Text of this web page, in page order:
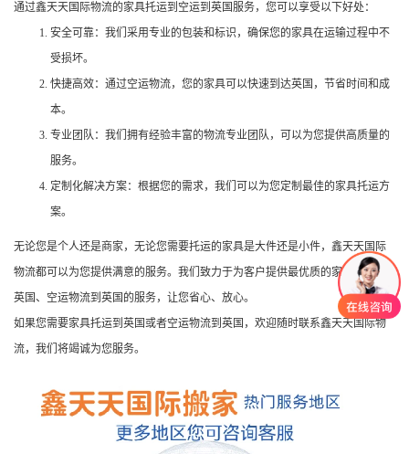
通过鑫天天国际物流的家具托运到空运到英国服务，您可以享受以下好处：
安全可靠：我们采用专业的包装和标识，确保您的家具在运输过程中不
受损坏。
快捷高效：通过空运物流，您的家具可以快速到达英国，节省时间和成
本。
专业团队：我们拥有经验丰富的物流专业团队，可以为您提供高质量的
服务。
定制化解决方案：根据您的需求，我们可以为您定制最佳的家具托运方
案。
无论您是个人还是商家，无论您需要托运的家具是大件还是小件，鑫天天国际
物流都可以为您提供满意的服务。我们致力于为客户提供最优质的家具托运到
英国、空运物流到英国的服务，让您省心、放心。
如果您需要家具托运到英国或者空运物流到英国，欢迎随时联系鑫天天国际物
流，我们将竭诚为您服务。